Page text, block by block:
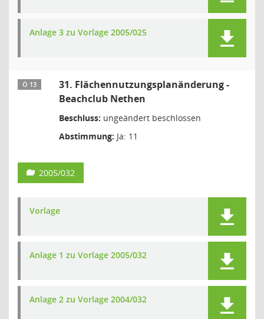
Anlage 3 zu Vorlage 2005/025
Ö 13
31. Flächennutzungsplanänderung -
Beachclub Nethen
Beschluss: ungeändert beschlossen
Abstimmung: Ja: 11
2005/032
Vorlage
Anlage 1 zu Vorlage 2005/032
Anlage 2 zu Vorlage 2004/032